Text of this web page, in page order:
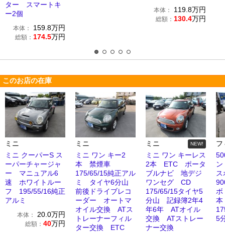
ター スマートキ
ー2個
本体： 159.8万円
総額： 174.5万円
本体： 119.8万円
総額： 130.4万円
このお店の在庫
ミニ
ミニ クーパーS ス
ーパーチャージャ
ー マニュアル6
速 ホワイトルー
フ 195/55/16純正
アルミ
本体： 20.0万円
総額： 40万円
ミニ
ミニ ワン キー2
本 禁煙車
175/65/15純正アル
ミ タイヤ6分山
前後ドライブレコ
ーダー オートマ
オイル交換 ATス
トレーナーフィル
ター交換 ETC
ミニ NEW!
ミニ ワン キーレス
2本 ETC ポータ
ブルナビ 地デジ
ワンセグ CD
175/65/15タイヤ5
分山 記録簿2年4
年6年 ATオイル
交換 ATストレー
ナー交換
フ
5